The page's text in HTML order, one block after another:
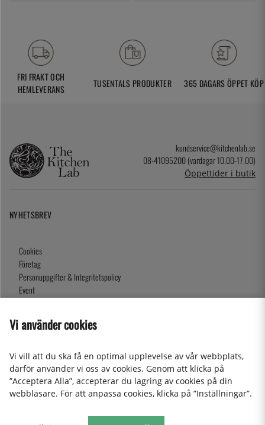
FRI FRAKT OCH
HEMLEVERANS
TUSENTALS PRODUKTER 365 DAGARS ÖPPET KÖP
kundservice@kitchenlab.se
08-41095200 (vardagar 10.00-17.00)
Öppettider i butik
NYHETSBREV
Cookies
Företag
Personuppgifter & Integritetspolicy
Event
Om oss
Presentkort
2026 KitchenLab AB
Vi använder cookies
Vi vill att du ska få en optimal upplevelse av vår webbplats,
därför använder vi oss av cookies. Genom att klicka på
”Acceptera Alla”, accepterar du lagring av cookies på din
webbläsare. För att anpassa cookies, klicka på ”Inställningar”.